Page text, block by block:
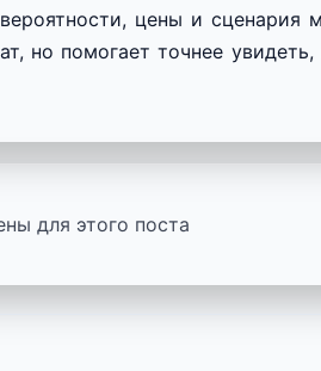
цены и сценария
но помогает точнее
для этого поста